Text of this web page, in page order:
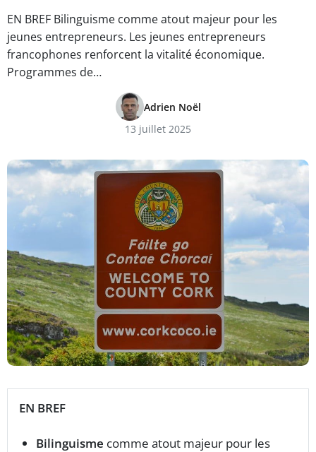
EN BREF Bilinguisme comme atout majeur pour les
jeunes entrepreneurs. Les jeunes entrepreneurs
francophones renforcent la vitalité économique.
Programmes de…
Adrien Noël
13 juillet 2025
EN BREF
Bilinguisme comme atout majeur pour les